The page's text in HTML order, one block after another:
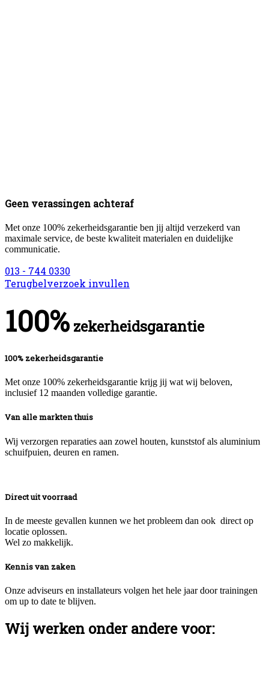
Geen verassingen achteraf
Met onze 100% zekerheidsgarantie ben jij altijd verzekerd van
maximale service, de beste kwaliteit materialen en duidelijke
communicatie.
013 - 744 0330
Terugbelverzoek invullen
100% zekerheidsgarantie
100% zekerheidsgarantie
Met onze 100% zekerheidsgarantie krijg jij wat wij beloven,
inclusief 12 maanden volledige garantie.
Van alle markten thuis
Wij verzorgen reparaties aan zowel houten, kunststof als aluminium
schuifpuien, deuren en ramen.
Direct uit voorraad
In de meeste gevallen kunnen we het probleem dan ook direct op
locatie oplossen.
Wel zo makkelijk.
Kennis van zaken
Onze adviseurs en installateurs volgen het hele jaar door trainingen
om up to date te blijven.
Wij werken onder andere voor: